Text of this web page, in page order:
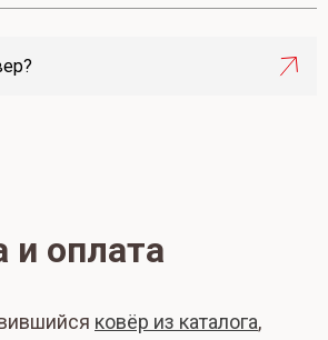
и оплата
ковёр из каталога,